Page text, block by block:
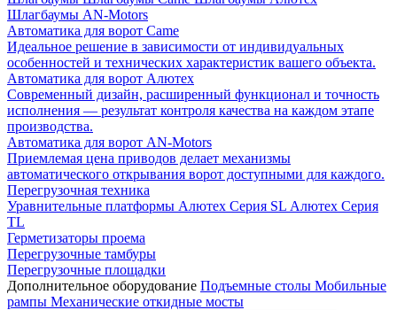
Шлагбаумы AN-Motors
Автоматика для ворот Came
Идеальное решение в зависимости от индивидуальных
особенностей и технических характеристик вашего объекта.
Автоматика для ворот Алютех
Современный дизайн, расширенный функционал и точность
исполнения — результат контроля качества на каждом этапе
производства.
Автоматика для ворот AN-Motors
Приемлемая цена приводов делает механизмы
автоматического открывания ворот доступными для каждого.
Перегрузочная техника
Уравнительные платформы Алютех Серия SL Алютех Серия
TL
Герметизаторы проема
Перегрузочные тамбуры
Перегрузочные площадки
Дополнительное оборудование Подъемные столы Мобильные
рампы Механические откидные мосты